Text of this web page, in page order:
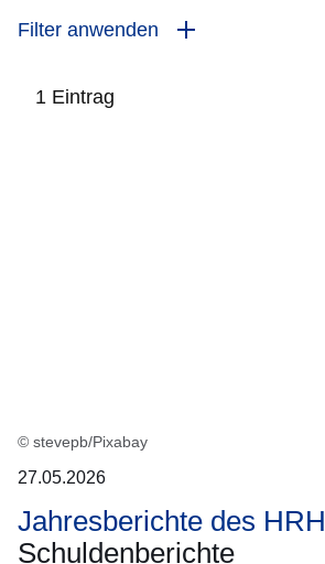
Filter anwenden
1 Eintrag
© stevepb/Pixabay
27.05.2026
Jahresberichte des HRH
Schuldenberichte